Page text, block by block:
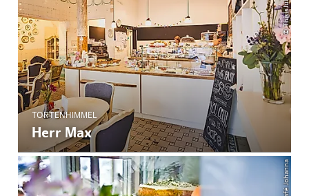
TORTENHIMMEL
Herr Max
© Café Johanna